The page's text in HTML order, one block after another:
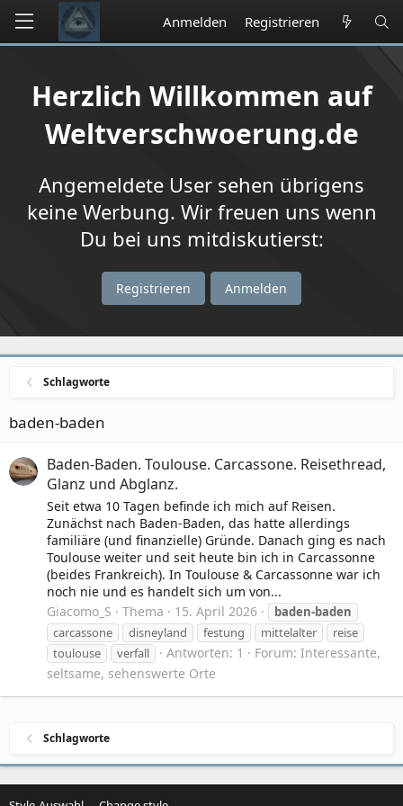
Anmelden Registrieren
Herzlich Willkommen auf
Weltverschwoerung.de
Angemeldete User sehen übrigens
keine Werbung. Wir freuen uns wenn
Du bei uns mitdiskutierst:
Registrieren Anmelden
Schlagworte
baden-baden
Baden-Baden. Toulouse. Carcassone. Reisethread,
Glanz und Abglanz.
Seit etwa 10 Tagen befinde ich mich auf Reisen.
Zunächst nach Baden-Baden, das hatte allerdings
familiäre (und finanzielle) Gründe. Danach ging es nach
Toulouse weiter und seit heute bin ich in Carcassonne
(beides Frankreich). In Toulouse & Carcassonne war ich
noch nie und es handelt sich um von...
Giacomo_S
Thema 15. April 2026
baden-baden
carcassone
disneyland festung mittelalter
reise
toulouse
verfall Antworten: 1 Forum: Interessante,
seltsame, sehenswerte Orte
Schlagworte